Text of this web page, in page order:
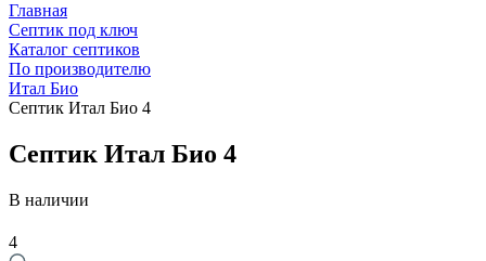
Главная
Септик под ключ
Каталог септиков
По производителю
Итал Био
Септик Итал Био 4
Септик Итал Био 4
В наличии
4